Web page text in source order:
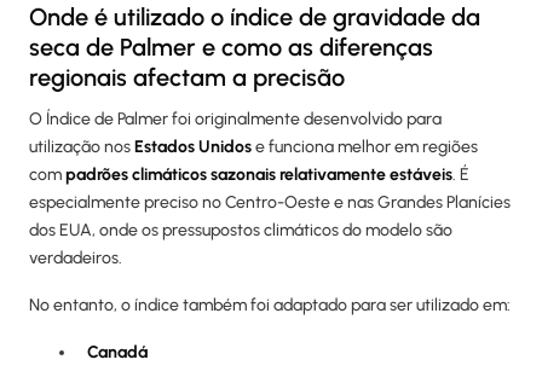
Onde é utilizado o índice de gravidade da
seca de Palmer e como as diferenças
regionais afectam a precisão
O Índice de Palmer foi originalmente desenvolvido para
utilização nosEstados Unidose funciona melhor em regiões
compadrões climáticos sazonais relativamente estáveis. É
especialmente preciso no Centro-Oeste e nas Grandes Planícies
dos EUA, onde os pressupostos climáticos do modelo são
verdadeiros.
No entanto, o índice também foi adaptado para ser utilizado em:
Canadá